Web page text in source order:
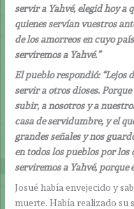
servir a Yahvé, elegid hoy a
quienes servían vuestros
de los amorreos en cuyo
serviremos a Yahvé.”
El pueblo respondió: “Lejos
servir a otros dioses.
subir, a nosotros y a
casa de servidumbre, y el
grandes señales y nos
en todos los pueblos por los
serviremos a Yahvé, porque
Josué había envejecido y
muerte. Había realizado su